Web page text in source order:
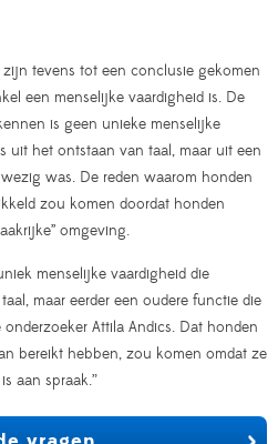
tevens tot een conclusie gekomen
een menselijke vaardigheid is. De
is geen unieke menselijke
uit het ontstaan van taal, maar uit een
was. De reden waarom honden
zou komen doordat honden
omgeving.
menselijke vaardigheid die
maar eerder een oudere functie die
onderzoeker Attila Andics. Dat honden
bereikt hebben, zou komen omdat ze
aan spraak.”